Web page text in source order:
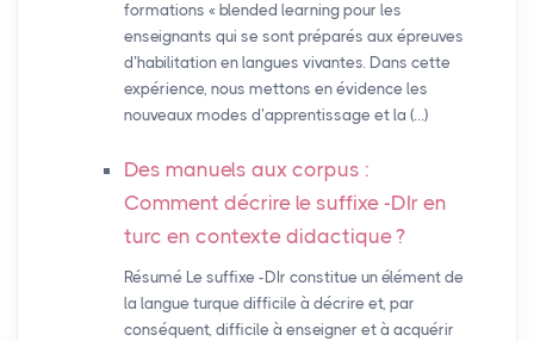
formations « blended learning pour les
enseignants qui se sont préparés aux épreuves
d’habilitation en langues vivantes. Dans cette
expérience, nous mettons en évidence les
nouveaux modes d’apprentissage et la (…)
Des manuels aux corpus :
Comment décrire le suffixe -DIr en
turc en contexte didactique?
Résumé Le suffixe -DIr constitue un élément de
la langue turque difficile à décrire et, par
conséquent, difficile à enseigner et à acquérir